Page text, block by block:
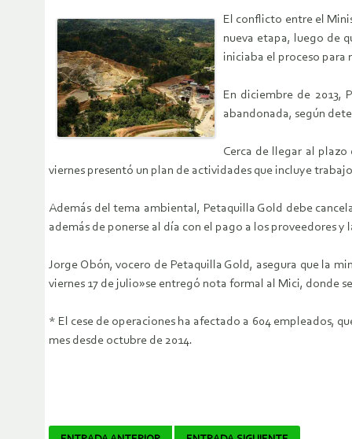
El conflicto entre el
nueva etapa, luego de
iniciaba el proceso para
En diciembre de 2013,
abandonada, según
Cerca de llegar al
viernes presentó un plan de actividades que incluye
Además del tema ambiental, Petaquilla Gold debe
además de ponerse al día con el pago a los proveedores y
Jorge Obón, vocero de Petaquilla Gold, asegura que la
viernes 17 de julio»se entregó nota formal al Mici, donde
* El cese de operaciones ha afectado a 604 empleados,
mes desde octubre de 2014.